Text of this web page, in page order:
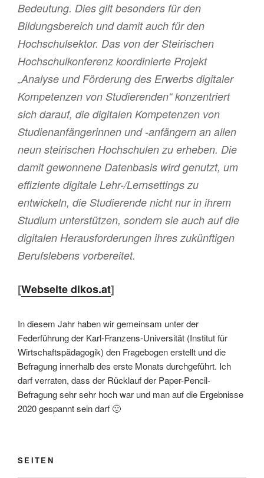
Bedeutung. Dies gilt besonders für den
Bildungsbereich und damit auch für den
Hochschulsektor. Das von der Steirischen
Hochschulkonferenz koordinierte Projekt
„Analyse und Förderung des Erwerbs digitaler
Kompetenzen von Studierenden“ konzentriert
sich darauf, die digitalen Kompetenzen von
Studienanfängerinnen und -anfängern an allen
neun steirischen Hochschulen zu erheben. Die
damit gewonnene Datenbasis wird genutzt, um
effiziente digitale Lehr-/Lernsettings zu
entwickeln, die Studierende nicht nur in ihrem
Studium unterstützen, sondern sie auch auf die
digitalen Herausforderungen ihres zukünftigen
Berufslebens vorbereitet.
[Webseite dikos.at]
In diesem Jahr haben wir gemeinsam unter der
Federführung der Karl-Franzens-Universität (Institut für
Wirtschaftspädagogik) den Fragebogen erstellt und die
Befragung innerhalb des erste Monats durchgeführt. Ich
darf verraten, dass der Rücklauf der Paper-Pencil-
Befragung sehr sehr hoch war und man auf die Ergebnisse
2020 gespannt sein darf 🙂
SEITEN